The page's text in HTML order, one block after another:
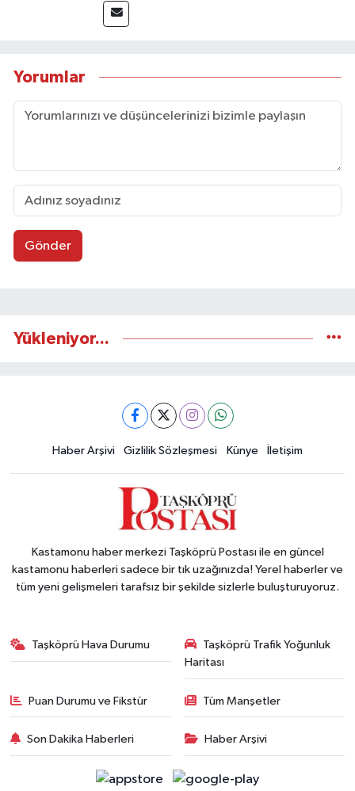
Yorumlar
Gönder
Yükleniyor...
Haber Arşivi Gizlilik Sözleşmesi Künye İletişim
Kastamonu haber merkezi Taşköprü Postası ile en güncel
kastamonu haberleri sadece bir tık uzağınızda! Yerel haberler ve
tüm yeni gelişmeleri tarafsız bir şekilde sizlerle buluşturuyoruz.
Taşköprü Hava Durumu
Taşköprü Trafik Yoğunluk
Haritası
Puan Durumu ve Fikstür Tüm Manşetler
Son Dakika Haberleri Haber Arşivi